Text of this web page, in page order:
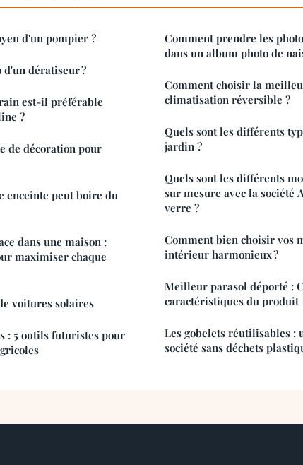
d'un pompier ?
dératiseur ?
est-il préférable
?
de décoration pour
enceinte peut boire du
dans une maison :
maximiser chaque
voitures solaires
: 5 outils futuristes pour
Comment prendre les
dans un album photo de
Comment choisir la
climatisation réversible ?
Quels sont les différents
jardin ?
Quels sont les différents
sur mesure avec la société
verre ?
Comment bien choisir vos
intérieur harmonieux ?
Meilleur parasol déporté :
caractéristiques du produit
Les gobelets réutilisables :
société sans déchets